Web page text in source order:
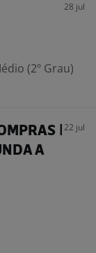
28 jul
(2º Grau)
|
A
22 jul